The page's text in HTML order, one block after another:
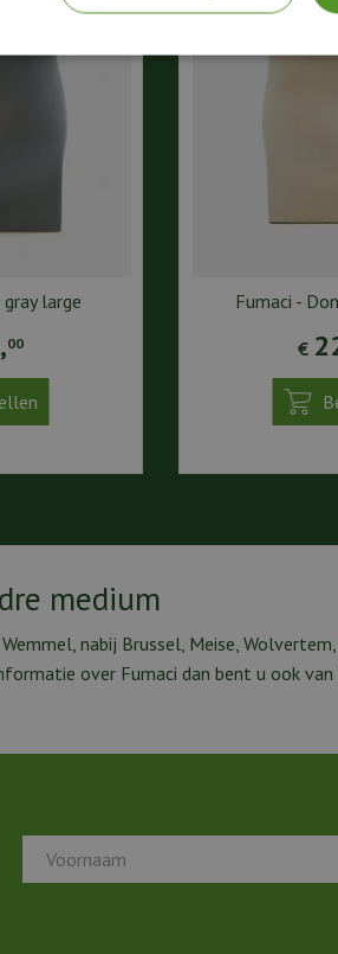
large
,00
Fumaci -
€
medium
nabij Brussel, Meise,
over Fumaci dan bent u ook